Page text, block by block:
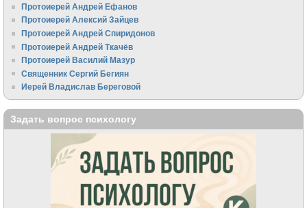
Протоиерей Андрей Ефанов
Протоиерей Алексий Зайцев
Протоиерей Андрей Спиридонов
Протоиерей Андрей Ткачёв
Протоиерей Василий Мазур
Священник Сергий Бегиян
Иерей Владислав Береговой
Задать вопрос психологу